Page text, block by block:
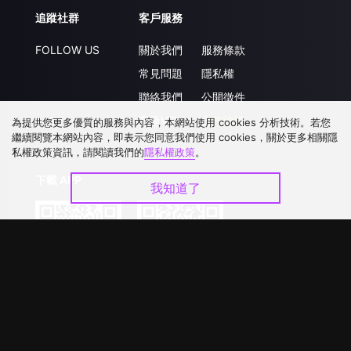
追蹤社群
FOLLOW US
客戶服務
關於我們
常見問題
聯絡我們
升級VIP
服務條款
隱私權
公開徵件
合作洽談
為提供您更多優質的服務與內容，本網站使用 cookies 分析技術。若您
繼續閱覽本網站內容，即表示您同意我們使用 cookies，關於更多相關隱
私權政策資訊，請閱讀我們的隱私權政策。
我知道了